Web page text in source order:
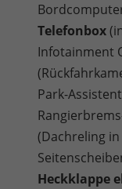
Telefonbox
Infotainment
Park-
(Dachreling
Heckklappe